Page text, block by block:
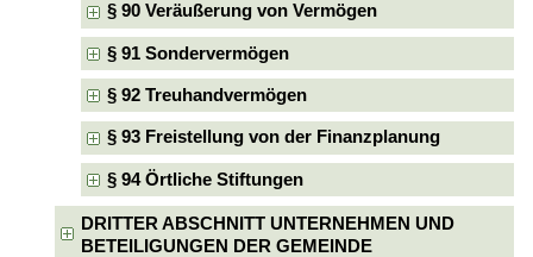
§ 90 Veräußerung von Vermögen
§ 91 Sondervermögen
§ 92 Treuhandvermögen
§ 93 Freistellung von der Finanzplanung
§ 94 Örtliche Stiftungen
DRITTER ABSCHNITT UNTERNEHMEN UND
BETEILIGUNGEN DER GEMEINDE